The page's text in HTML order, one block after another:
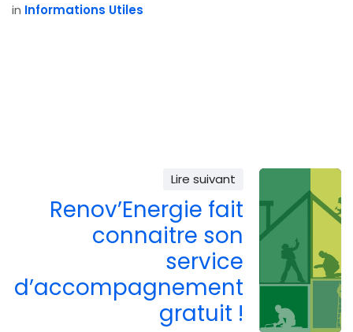
in Informations Utiles
Lire suivant
Renov’Energie fait
connaitre son
service
d’accompagnement
gratuit !